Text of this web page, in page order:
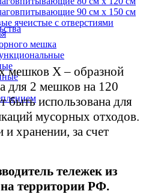
90 см х 150 см
ячеистые с отверстиями
мешка
мешков Х – образной
для 2 мешков на 120
быть использована для
мусорных отходов.
и хранении, за счет
тележек из
территории РФ.